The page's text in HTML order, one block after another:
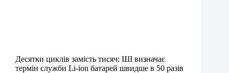
Десятки циклів замість тисяч: ШІ визначає
термін служби Li-ion батарей швидше в 50 разів